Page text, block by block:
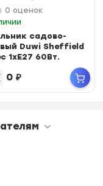
0 оценок
садово-
Duwi Sheffield
1xЕ27 60Вт.
0 ₽